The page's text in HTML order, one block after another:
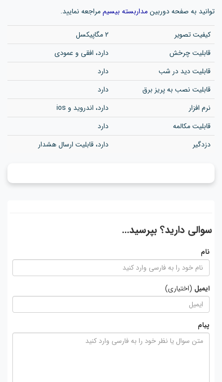
توانید به صفحه دوربینمداربسته بیسیممراجعه نمایید.
کیفیت تصویر
2 مگاپیکسل
قابلیت چرخش
دارد، افقی و عمودی
قابلیت دید در شب
دارد
قابلیت نصب به پریز برق
دارد
نرم افزار
دارد، اندروید و ios
قابلیت مکالمه
دارد
دزدگیر
دارد، قابلیت ارسال هشدار
سوالی دارید؟ بپرسید...
نام
ایمیل (اختیاری)
پیام